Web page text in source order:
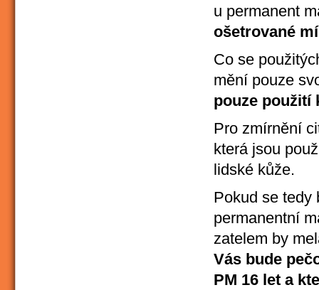
u permanent
ošetrované
Co se
mění pouze
pouze použití
Pro zmírnění
která jsou
lidské kůže.
Pokud se tedy
permanentní
zatelem by
Vás bude
PM 16 let a